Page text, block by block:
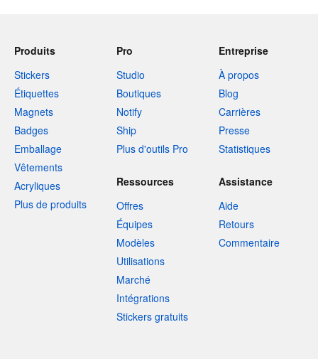
Produits
Stickers
Étiquettes
Magnets
Badges
Emballage
Vêtements
Acryliques
Plus de produits
Pro
Studio
Boutiques
Notify
Ship
Plus d'outils Pro
Entreprise
À propos
Blog
Carrières
Presse
Statistiques
Ressources
Offres
Équipes
Modèles
Utilisations
Marché
Intégrations
Stickers gratuits
Assistance
Aide
Retours
Commentaire